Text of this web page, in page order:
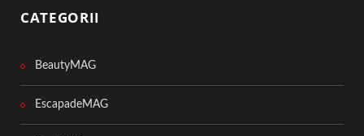
CATEGORII
BeautyMAG
EscapadeMAG